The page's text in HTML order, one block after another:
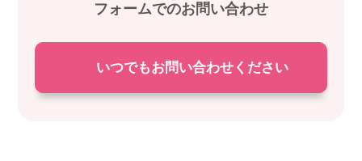
フォームでのお問い合わせ
いつでもお問い合わせください